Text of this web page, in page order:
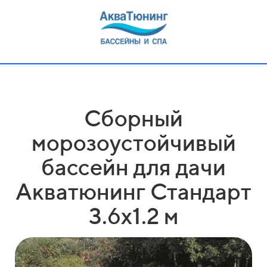
Сборный
морозоустойчивый
бассейн для дачи
Акватюнинг Стандарт
3.6х1.2 м